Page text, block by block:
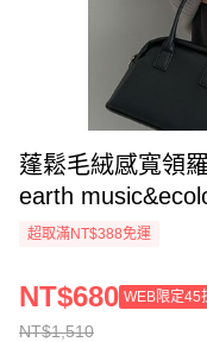
蓬鬆毛絨感寬領
earth
超取滿NT$388免運
NT$1,510
NT$680 WEB限定45